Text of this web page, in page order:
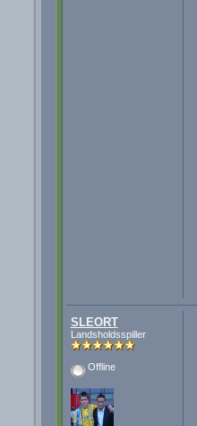
SLEORT
Landsholdsspiller
Offline